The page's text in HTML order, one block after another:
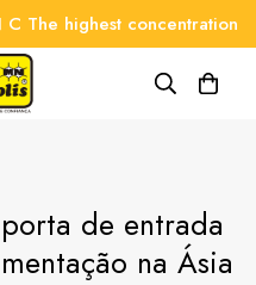
The highest concentration on
de entrada
na Ásia